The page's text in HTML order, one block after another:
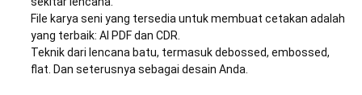
File karya seni yang tersedia untuk membuat cetakan adalah
yang terbaik: AI PDF dan CDR.
Teknik dari lencana batu, termasuk debossed, embossed,
flat. Dan seterusnya sebagai desain Anda.